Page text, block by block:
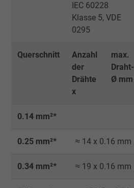
IEC 60228
Klasse 5, VDE
0295
Querschnitt
Anzahl
der
Drähte
x
max.
Draht-
Ø mm
0.14 mm²*
0.25 mm²* ≈ 14 x 0.16 mm
0.34 mm²* ≈ 19 x 0.16 mm